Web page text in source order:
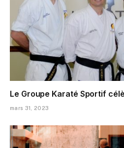
Le Groupe Karaté Sportif
mars 31, 2023